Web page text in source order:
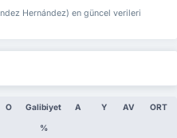
Hernández) en güncel verileri
O Galibiyet
%
A Y AV ORT